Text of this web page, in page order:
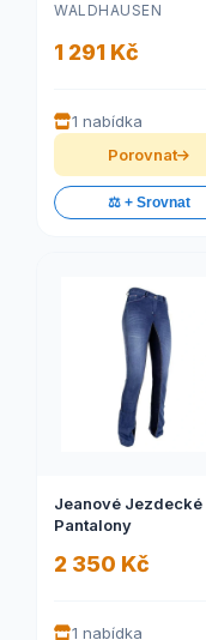
WALDHAUSEN
1 291 Kč
1 nabídka
Porovnat
⚖️ + Srovnat
Jeanové Jezdecké
Pantalony
2 350 Kč
1 nabídka